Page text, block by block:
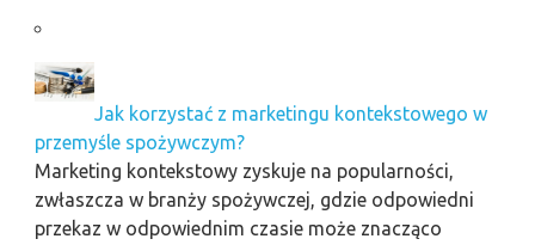
Jak korzystać z marketingu kontekstowego w
przemyśle spożywczym?
Marketing kontekstowy zyskuje na popularności,
zwłaszcza w branży spożywczej, gdzie odpowiedni
przekaz w odpowiednim czasie może znacząco